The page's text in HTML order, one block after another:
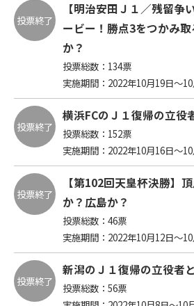
投票終了
【明治安田Ｊ１／残留争
ービー！勝点3をつかみ
か？
投票総数： 134票
実施期間：2022年10月19日～
投票終了
横浜FCのＪ１復帰の立役
投票総数： 152票
実施期間：2022年10月16日～
投票終了
【第102回天皇杯決勝】
か？広島か？
投票総数： 46票
実施期間：2022年10月12日～
投票終了
新潟のＪ１復帰の立役者
投票総数： 56票